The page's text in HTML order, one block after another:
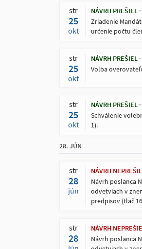
str
25
okt
NÁVRH PREŠIEL
Zriadenie
určenie počtu
str
25
okt
NÁVRH PREŠIEL
Voľba
str
25
okt
NÁVRH PREŠIEL
Schválenie
1).
28. JÚN
str
28
jún
NÁVRH
Návrh poslanca
odvetviach v
predpisov (tlač
str
28
NÁVRH
Návrh poslanca